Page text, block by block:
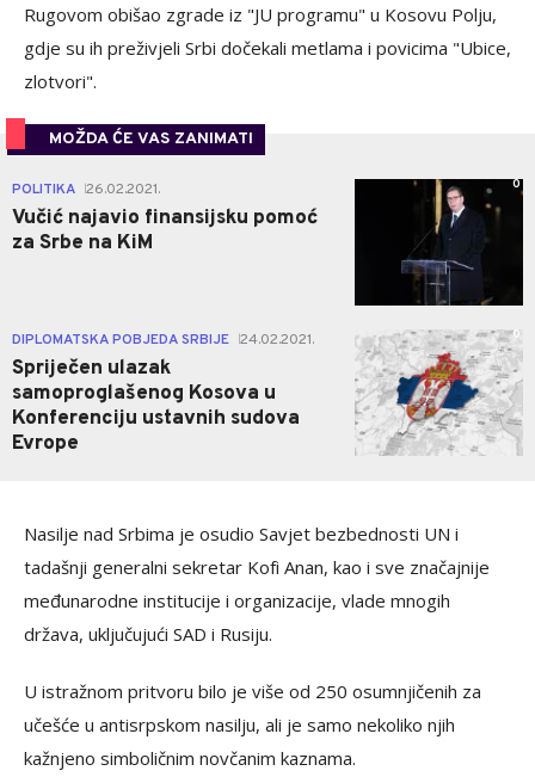
Rugovom obišao zgrade iz "JU programu" u Kosovu Polju,
gdje su ih preživjeli Srbi dočekali metlama i povicima "Ubice,
zlotvori".
MOŽDA ĆE VAS ZANIMATI
POLITIKA 26.02.2021.
Vučić najavio finansijsku pomoć
za Srbe na KiM
0
DIPLOMATSKA POBJEDA SRBIJE 24.02.2021.
Spriječen ulazak
samoproglašenog Kosova u
Konferenciju ustavnih sudova
Evrope
0
Nasilje nad Srbima je osudio Savjet bezbednosti UN i
tadašnji generalni sekretar Kofi Anan, kao i sve značajnije
međunarodne institucije i organizacije, vlade mnogih
država, uključujući SAD i Rusiju.
U istražnom pritvoru bilo je više od 250 osumnjičenih za
učešće u antisrpskom nasilju, ali je samo nekoliko njih
kažnjeno simboličnim novčanim kaznama.